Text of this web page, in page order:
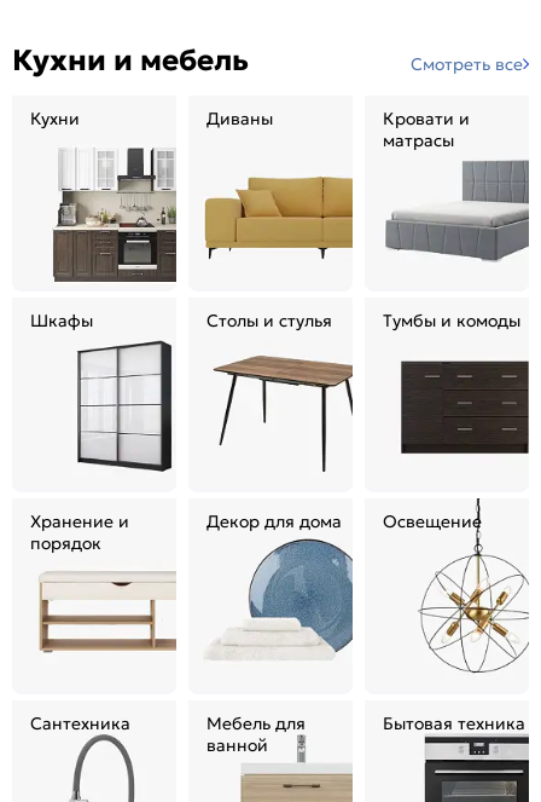
Кухни и мебель Смотреть все
Кухни Диваны
Кровати и
матрасы
Шкафы Столы и стулья Тумбы и комоды
Хранение и
порядок
Декор для дома Освещение
Сантехника
Мебель для
ванной
Бытовая техника